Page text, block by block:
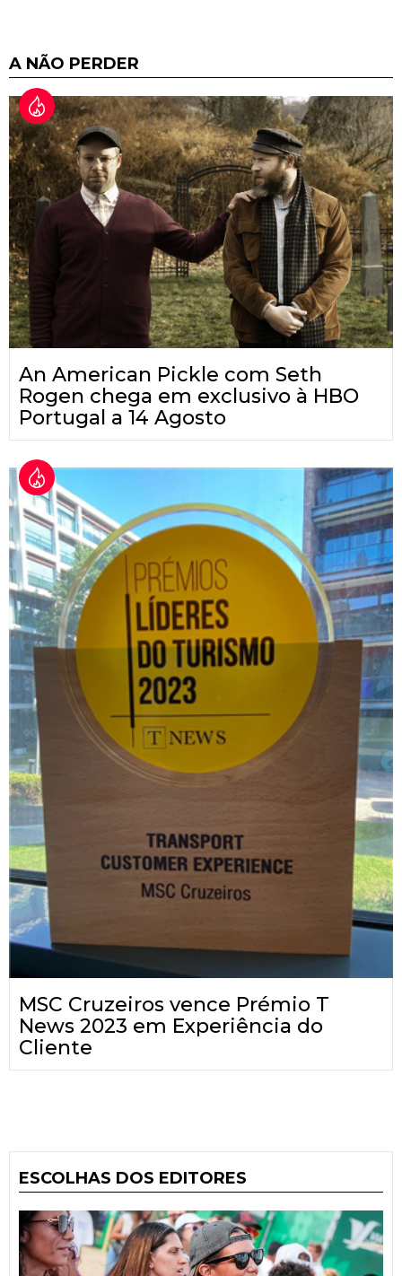
A NÃO PERDER
An American Pickle com Seth
Rogen chega em exclusivo à HBO
Portugal a 14 Agosto
MSC Cruzeiros vence Prémio T
News 2023 em Experiência do
Cliente
ESCOLHAS DOS EDITORES